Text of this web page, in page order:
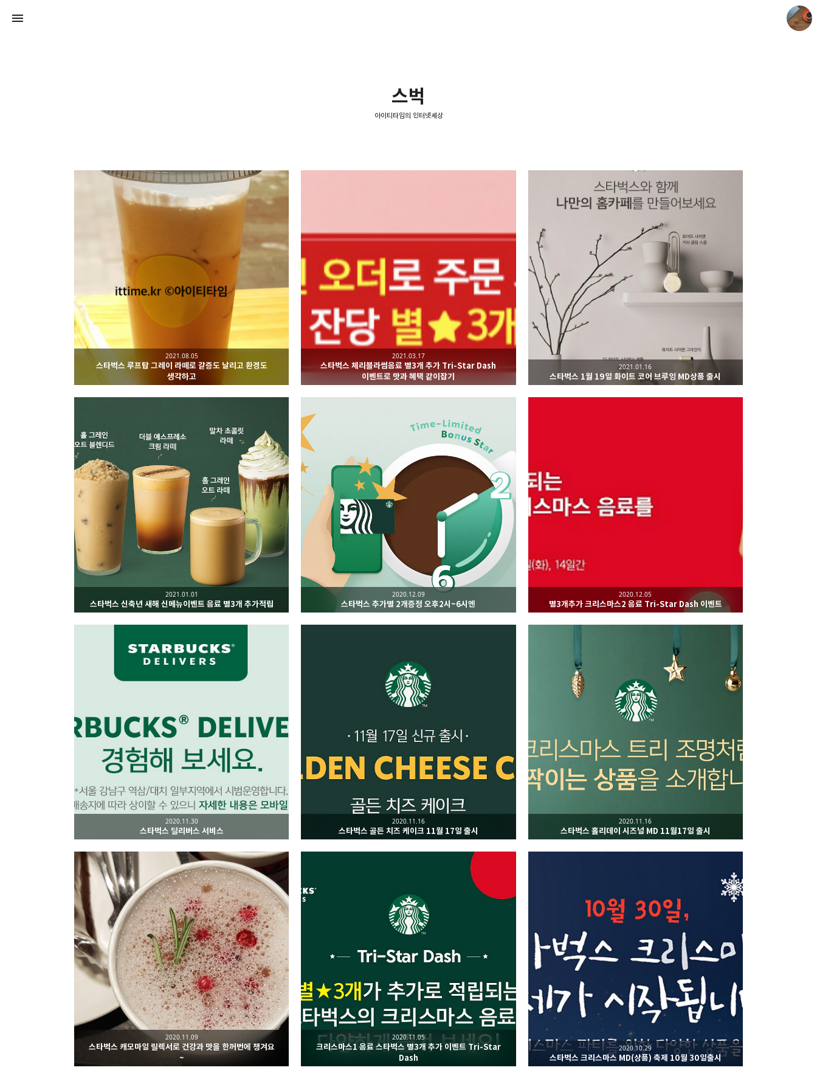
스벅
아이티타임의 인터넷세상
스타벅스 루프탑 그레이 라떼로 갈증도 날리고 환경도
생각하고
2021.08.05
스타벅스 체리블라썸음료 별3개 추가 Tri-Star Dash
이벤트로 맛과 혜택 같이잡기
2021.03.17
스타벅스 1월 19일 화이트 코어 브루잉 MD상품 출시
2021.01.16
스타벅스 신축년 새해 신메뉴이벤트 음료 별3개 추가적립
2021.01.01
스타벅스 추가별 2개증정 오후2시~6시엔
2020.12.09
별3개추가 크리스마스2 음료 Tri-Star Dash 이벤트
2020.12.05
스타벅스 딜리버스 서비스
2020.11.30
스타벅스 골든 치즈 케이크 11월 17일 출시
2020.11.16
스타벅스 홀리데이 시즈널 MD 11월17일 출시
2020.11.16
스타벅스 캐모마일 릴렉서로 건강과 맛을 한꺼번에 챙겨요
~
2020.11.09
크리스마스1 음료 스타벅스 별3개 추가 이벤트 Tri-Star
Dash
2020.11.05
스타벅스 크리스마스 MD(상품) 축제 10월 30일출시
2020.10.29